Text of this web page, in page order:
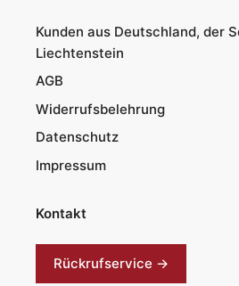
Kunden aus Deutschland, der
Liechtenstein
AGB
Widerrufsbelehrung
Datenschutz
Impressum
Kontakt
Rückrufservice →